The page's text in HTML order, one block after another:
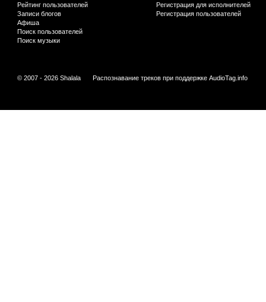
Рейтинг пользователей
Записи блогов
Афиша
Поиск пользователей
Поиск музыки
Регистрация для исполнителей
Регистрация пользователей
© 2007 - 2026 Shalala Распознавание треков при поддержке AudioTag.info